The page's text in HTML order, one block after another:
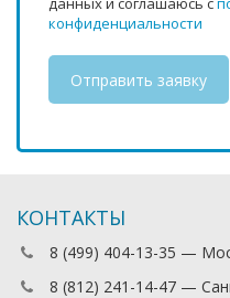
конфиденциальности
КОНТАКТЫ
8 (499) 404-13-35 —
8 (812) 241-14-47 —